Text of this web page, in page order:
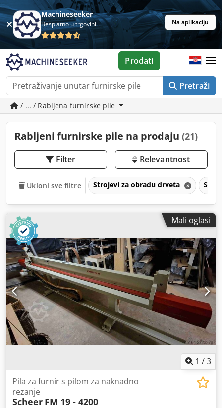
Machineseeker
Besplatno u trgovini Na aplikaciju
Pretraži
Prodati
/ ... / Rabljena furnirske pile
Rabljeni furnirske pile na prodaju (21)
Filter Relevantnost
Ukloni sve filtre Strojevi za obradu drveta
Mali oglasi
1 /3
Pila za furnir s pilom za naknadno
rezanje
Scheer FM 19 - 4200